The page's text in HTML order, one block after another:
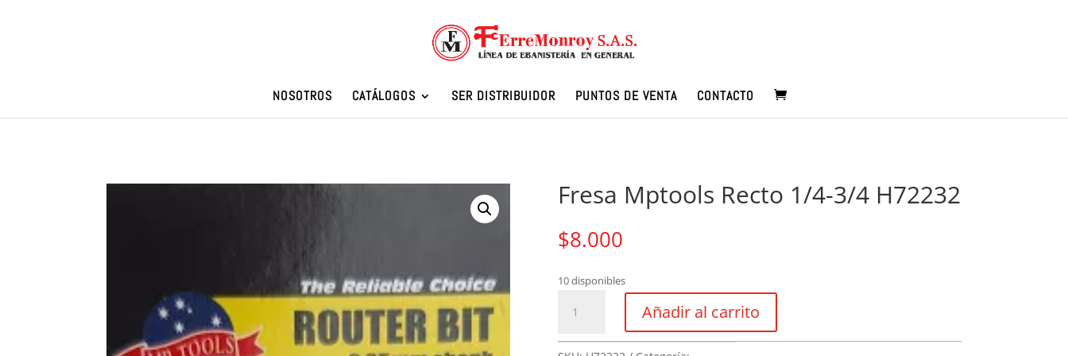
NOSOTROS CATÁLOGOS SER DISTRIBUIDOR PUNTOS DE VENTA CONTACTO
Fresa Mptools Recto 1/4-3/4 H72232
$8.000
10 disponibles
Mptools
Añadir al carrito